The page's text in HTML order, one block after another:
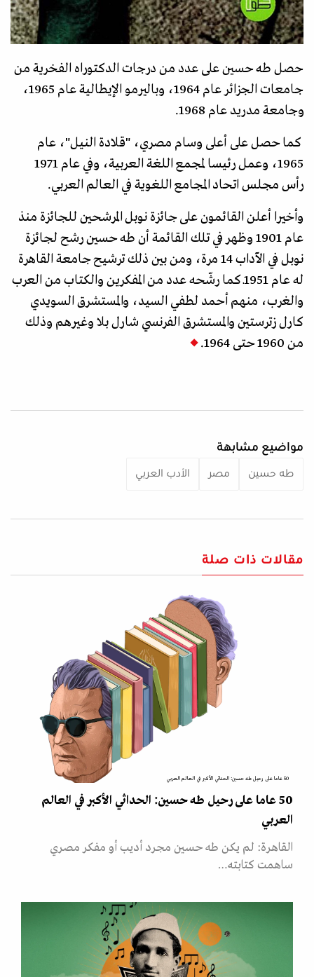
حصل طه حسين على عدد من درجات الدكتوراه الفخرية من
جامعات الجزائر عام 1964، وباليرمو الإيطالية عام 1965،
وجامعة مدريد عام 1968.
كما حصل على أعلى وسام مصري، "قلادة النيل"، عام
1965، وعمل رئيسا لمجمع اللغة العربية، وفي عام 1971
رأس مجلس اتحاد المجامع اللغوية في العالم العربي.
وأخيرا أعلن القائمون على جائزة نوبل المرشحين للجائزة منذ
عام 1901 وظهر في تلك القائمة أن طه حسين رشح لجائزة
نوبل في الآداب 14 مرة، ومن بين ذلك ترشيح جامعة القاهرة
له عام 1951ـ كما رشّحه عدد من المفكرين والكتاب من العرب
والغرب، منهم أحمد لطفي السيد، والمستشرق السويدي
كارل زترستين والمستشرق الفرنسي شارل بلا وغيرهم وذلك
من 1960 حتى 1964.
مواضيع مشابهة
طه حسين مصر الأدب العربي
مقالات ذات صلة
50 عاما على رحيل طه حسين: الحداثي الأكبر في العالم العربي
50 عاما على رحيل طه حسين: الحداثي الأكبر في العالم
العربي
القاهرة: لم يكن طه حسين مجرد أديب أو مفكر مصري
ساهمت كتابته…